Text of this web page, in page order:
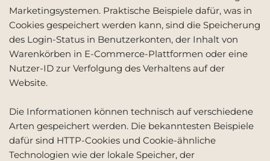
Marketingsystemen. Praktische Beispiele dafür, was in
Cookies gespeichert werden kann, sind die Speicherung
des Login-Status in Benutzerkonten, der Inhalt von
Warenkörben in E-Commerce-Plattformen oder eine
Nutzer-ID zur Verfolgung des Verhaltens auf der
Website.
Die Informationen können technisch auf verschiedene
Arten gespeichert werden. Die bekanntesten Beispiele
dafür sind HTTP-Cookies und Cookie-ähnliche
Technologien wie der lokale Speicher, der